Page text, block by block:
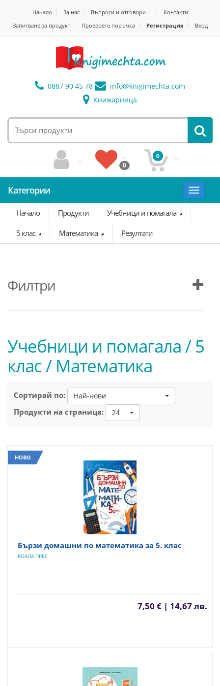
Начало За нас Въпроси и отговори
Контакти
Запитване за продукт
Проверете поръчка Регистрация Вход
0887 90 45 78 info@knigimechta.com
Книжарница
0
0
Категории
Toggle
Начало
Продукти Учебници и помагала
5 клас Математика Резултати
Филтри
Учебници и помагала / 5
клас / Математика
Сортирай по: Най-нови
Продукти на страница: 24
НОВО
Бързи домашни по математика за 5. клас
КОАЛА ПРЕС
7,50 € | 14,67 лв.